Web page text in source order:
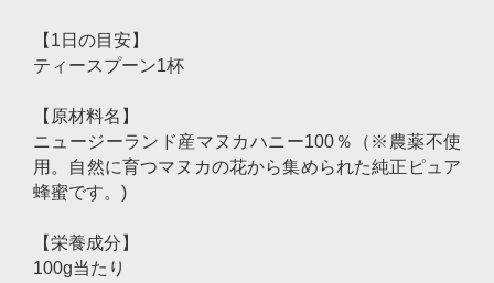
【1日の目安】
ティースプーン1杯
【原材料名】
ニュージーランド産マヌカハニー100％（※農薬不使
用。自然に育つマヌカの花から集められた純正ピュア
蜂蜜です。)
【栄養成分】
100g当たり